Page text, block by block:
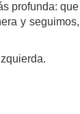
profunda: que
y seguimos,